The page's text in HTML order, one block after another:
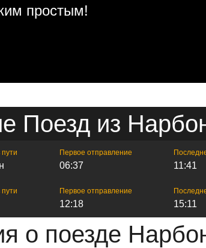
простым!
Поезд из
Первое отправление
06:37 11:41
Первое отправление
12:18 15:11
о поезде